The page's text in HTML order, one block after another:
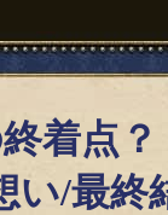
着点
い/最終